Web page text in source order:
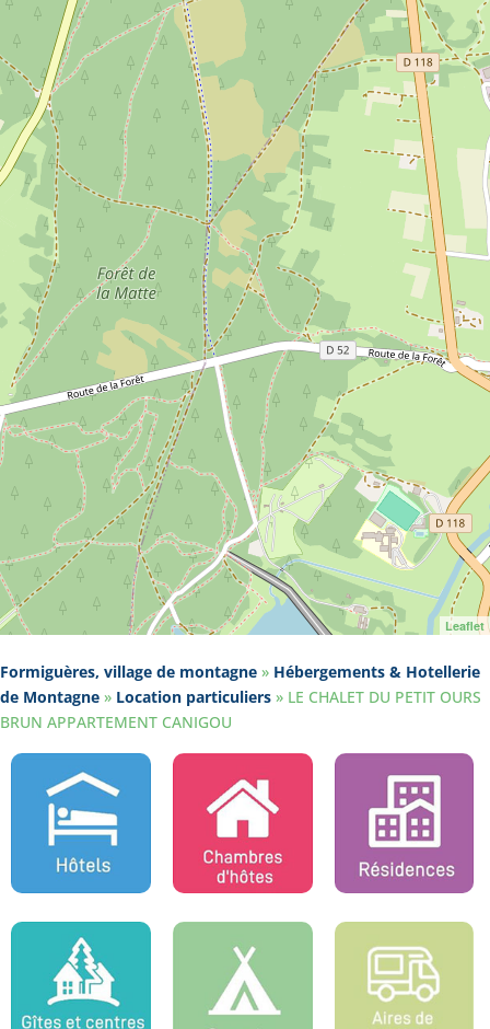
Leaflet
Formiguères, village de montagne » Hébergements & Hotellerie
de Montagne » Location particuliers » LE CHALET DU PETIT OURS
BRUN APPARTEMENT CANIGOU